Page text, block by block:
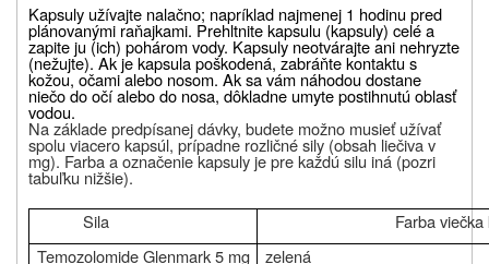
Kapsuly užívajte nalačno; napríklad najmenej 1 hodinu pred
plánovanými raňajkami. Prehltnite kapsulu (kapsuly) celé a
zapite ju (ich) pohárom vody. Kapsuly neotvárajte ani nehryzte
(nežujte). Ak je kapsula poškodená, zabráňte kontaktu s
kožou, očami alebo nosom. Ak sa vám náhodou dostane
niečo do očí alebo do nosa, dôkladne umyte postihnutú oblasť
vodou.
Na základe predpísanej dávky, budete možno musieť užívať
spolu viacero kapsúl, prípadne rozličné sily (obsah liečiva v
mg). Farba a označenie kapsuly je pre každú silu iná (pozri
tabuľku nižšie).
Sila
Farba viečka
Temozolomide Glenmark5 mg
zelená